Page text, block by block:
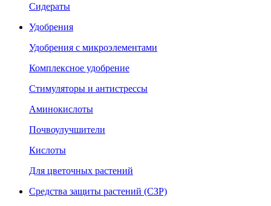
Сидераты
Удобрения
Удобрения с микроэлементами
Комплексное удобрение
Стимуляторы и антистрессы
Аминокислоты
Почвоулучшители
Кислоты
Для цветочных растений
Средства защиты растений (СЗР)